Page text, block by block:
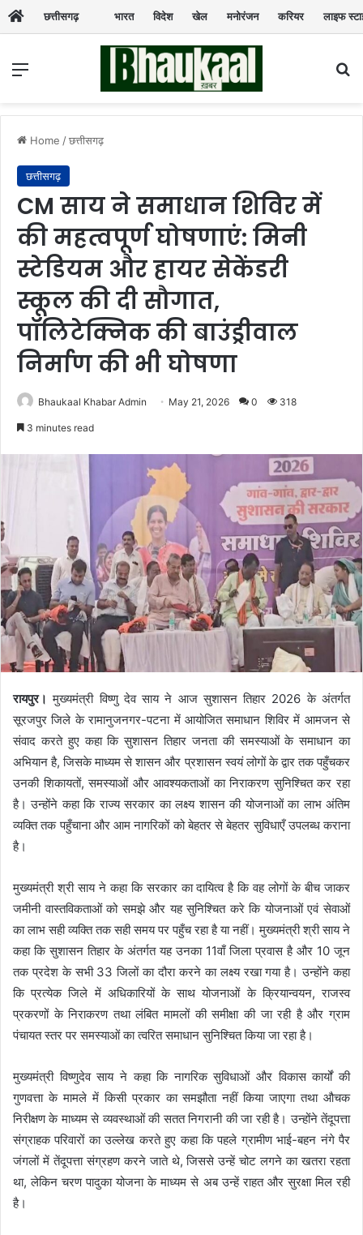
छत्तीसगढ़ भारत विदेश खेल मनोरंजन करियर लाइफ
Menu
Home /छत्तीसगढ़
छत्तीसगढ़
CM साय ने समाधान शिविर में
की महत्वपूर्ण घोषणाएं: मिनी
स्टेडियम और हायर सेकेंडरी
स्कूल की दी सौगात,
पॉलिटेक्निक की बाउंड्रीवाल
निर्माण की भी घोषणा
Bhaukaal Khabar Admin May 21, 2026 0 318
3 minutes read
रायपुर। मुख्यमंत्री विष्णु देव साय ने आज सुशासन तिहार 2026 के अंतर्गत
सूरजपुर जिले के रामानुजनगर-पटना में आयोजित समाधान शिविर में आमजन से
संवाद करते हुए कहा कि सुशासन तिहार जनता की समस्याओं के समाधान का
अभियान है, जिसके माध्यम से शासन और प्रशासन स्वयं लोगों के द्वार तक पहुँचकर
उनकी शिकायतों, समस्याओं और आवश्यकताओं का निराकरण सुनिश्चित कर रहा
है। उन्होंने कहा कि राज्य सरकार का लक्ष्य शासन की योजनाओं का लाभ अंतिम
व्यक्ति तक पहुँचाना और आम नागरिकों को बेहतर से बेहतर सुविधाएँ उपलब्ध कराना
है।
मुख्यमंत्री श्री साय ने कहा कि सरकार का दायित्व है कि वह लोगों के बीच जाकर
जमीनी वास्तविकताओं को समझे और यह सुनिश्चित करे कि योजनाओं एवं सेवाओं
का लाभ सही व्यक्ति तक सही समय पर पहुँच रहा है या नहीं। मुख्यमंत्री श्री साय ने
कहा कि सुशासन तिहार के अंतर्गत यह उनका 11वाँ जिला प्रवास है और 10 जून
तक प्रदेश के सभी 33 जिलों का दौरा करने का लक्ष्य रखा गया है। उन्होंने कहा
कि प्रत्येक जिले में अधिकारियों के साथ योजनाओं के क्रियान्वयन, राजस्व
प्रकरणों के निराकरण तथा लंबित मामलों की समीक्षा की जा रही है और ग्राम
पंचायत स्तर पर समस्याओं का त्वरित समाधान सुनिश्चित किया जा रहा है।
मुख्यमंत्री विष्णुदेव साय ने कहा कि नागरिक सुविधाओं और विकास कार्यों की
गुणवत्ता के मामले में किसी प्रकार का समझौता नहीं किया जाएगा तथा औचक
निरीक्षण के माध्यम से व्यवस्थाओं की सतत निगरानी की जा रही है। उन्होंने तेंदूपत्ता
संग्राहक परिवारों का उल्लेख करते हुए कहा कि पहले ग्रामीण भाई-बहन नंगे पैर
जंगलों में तेंदूपत्ता संग्रहण करने जाते थे, जिससे उन्हें चोट लगने का खतरा रहता
था, लेकिन चरण पादुका योजना के माध्यम से अब उन्हें राहत और सुरक्षा मिल रही
है।